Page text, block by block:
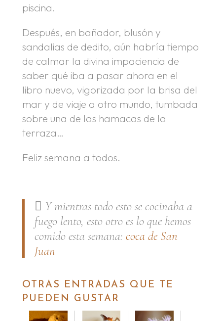
piscina.
Después, en bañador, blusón y
sandalias de dedito, aún habría tiempo
de calmar la divina impaciencia de
saber qué iba a pasar ahora en el
libro nuevo, vigorizada por la brisa del
mar y de viaje a otro mundo, tumbada
sobre una de las hamacas de la
terraza…
Feliz semana a todos.
 Y mientras todo esto se cocinaba a
fuego lento, esto otro es lo que hemos
comido esta semana: coca de San
Juan
OTRAS ENTRADAS QUE TE
PUEDEN GUSTAR